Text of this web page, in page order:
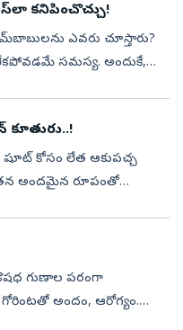
కనిపించొచ్చు!
సమస్య. అందుకే,
కోసం లేత ఆకుపచ్చ
అందమైన రూపంతో
గుణాల పరంగా
అందం, ఆరోగ్యం.